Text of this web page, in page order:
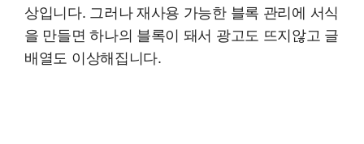
상입니다. 그러나 재사용 가능한 블록 관리에 서식
을 만들면 하나의 블록이 돼서 광고도 뜨지않고 글
배열도 이상해집니다.